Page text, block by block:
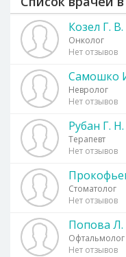
Козел Г. В.
Онколог
Нет отзывов
Самошко
Невролог
Нет отзывов
Рубан Г. Н.
Терапевт
Нет отзывов
Стоматолог
Нет отзывов
Попова Л.
Офтальмолог
Нет отзывов